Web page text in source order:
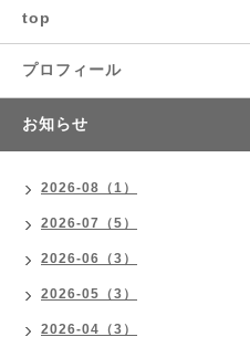
top
プロフィール
お知らせ
2026-08（1）
2026-07（5）
2026-06（3）
2026-05（3）
2026-04（3）